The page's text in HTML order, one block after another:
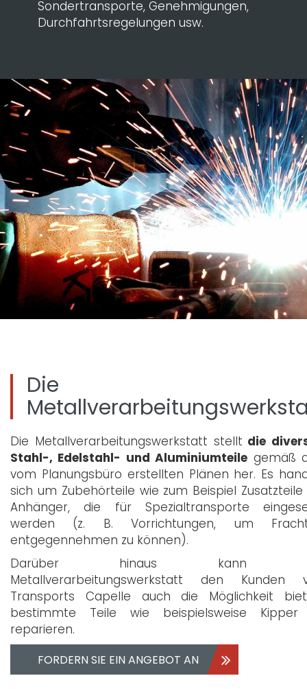
Sondertransporte, Genehmigungen,
Durchfahrtsregelungen usw.
Die
Die Metallverarbeitungswerkstatt stellt die
Stahl-, Edelstahl- und Aluminiumteile gemäß
vom Planungsbüro erstellten Plänen her. Es
sich um Zubehörteile wie zum Beispiel
Anhänger, die für Spezialtransporte
werden (z. B. Vorrichtungen, um
entgegennehmen zu können).
Darüber hinaus kann
Metallverarbeitungswerkstatt den Kunden
Transports Capelle auch die Möglichkeit
bestimmte Teile wie beispielsweise Kipper
reparieren.
FORDERN SIE EIN ANGEBOT AN